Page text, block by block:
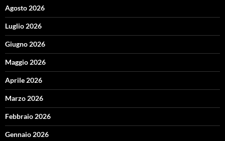
Agosto 2026
Luglio 2026
Giugno 2026
Maggio 2026
Aprile 2026
Marzo 2026
Febbraio 2026
Gennaio 2026